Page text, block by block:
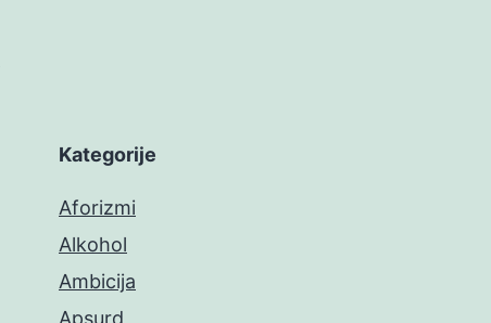
Kategorije
Aforizmi
Alkohol
Ambicija
Apsurd